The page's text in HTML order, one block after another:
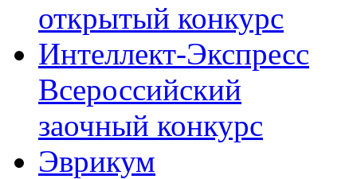
открытый конкурс
Интеллект-Экспресс
Всероссийский
заочный конкурс
Эврикум